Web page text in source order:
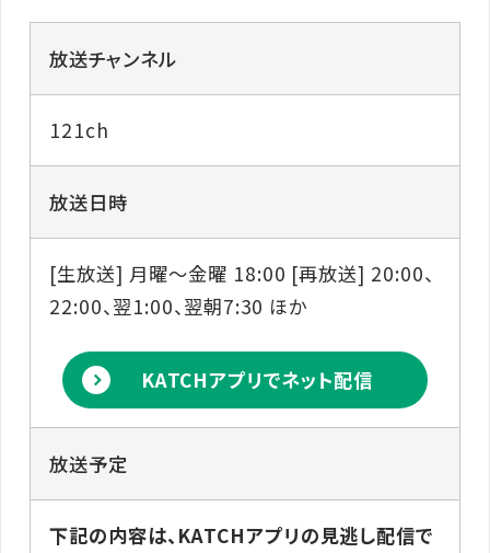
放送チャンネル
121ch
放送日時
[生放送] 月曜～金曜 18:00 [再放送] 20:00、
22:00、翌1:00、翌朝7:30 ほか
KATCHアプリでネット配信
放送予定
下記の内容は、KATCHアプリの見逃し配信で